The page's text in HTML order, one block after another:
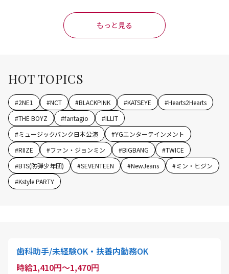
もっと見る
HOT TOPICS
#2NE1 #NCT #BLACKPINK #KATSEYE #Hearts2Hearts
#THE BOYZ #fantagio #ILLIT
#ミュージックバンク日本公演 #YGエンターテインメント
#RIIZE #ファン・ジョンミン #BIGBANG #TWICE
#BTS(防弾少年団) #SEVENTEEN #NewJeans #ミン・ヒジン
#Kstyle PARTY
歯科助手/未経験OK・扶養内勤務OK
時給1,410円～1,470円